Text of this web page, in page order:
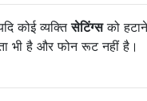
कोई व्यक्तिसेटिंग्सको
भी है और फोन रूट नहीं है।